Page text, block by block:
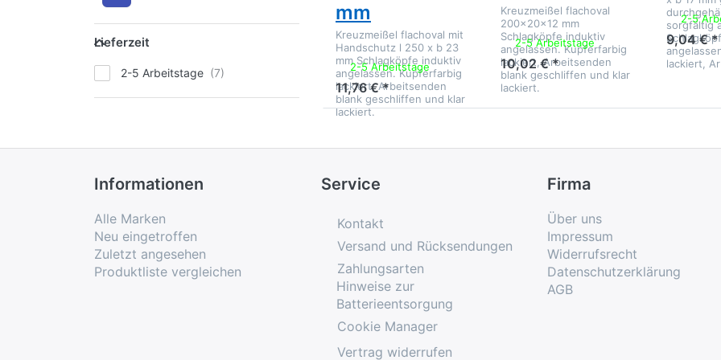
Lieferzeit
Lieferzeit
2-5 Arbeitstage
mm
Kreuzmeißel flachoval mit
Handschutz l 250 x b 23
mm Schlagköpfe induktiv
angelassen. Kupferfarbig
lackiert, Arbeitsenden
blank geschliffen und klar
lackiert.
2-5 Arbeitstage
11,76 € *
Kreuzmeißel flachoval
200x20x12 mm
Schlagköpfe induktiv
angelassen. Kupferfarbig
lackiert, Arbeitsenden
blank geschliffen und klar
lackiert.
2-5 Arbeitstage
10,02 € *
sorgfältig
lackiert,
2-5
9,04 € *
Informationen
Alle Marken
Neu eingetroffen
Zuletzt angesehen
Produktliste vergleichen
Service
Kontakt
Versand und Rücksendungen
Zahlungsarten
Hinweise zur
Batterieentsorgung
Cookie Manager
Vertrag widerrufen
Firma
Über uns
Impressum
Widerrufsrecht
Datenschutzerklärung
AGB